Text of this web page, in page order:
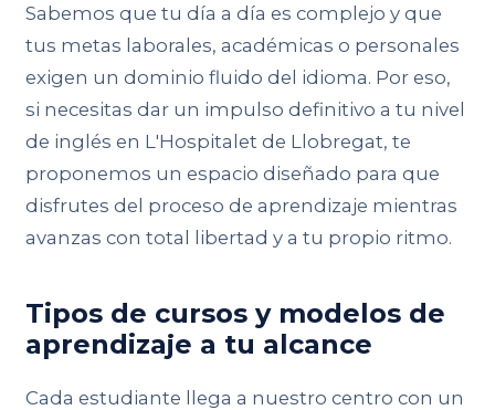
Sabemos que tu día a día es complejo y que
tus metas laborales, académicas o personales
exigen un dominio fluido del idioma. Por eso,
si necesitas dar un impulso definitivo a tu nivel
de inglés en L'Hospitalet de Llobregat, te
proponemos un espacio diseñado para que
disfrutes del proceso de aprendizaje mientras
avanzas con total libertad y a tu propio ritmo.
Tipos de cursos y modelos de
aprendizaje a tu alcance
Cada estudiante llega a nuestro centro con un